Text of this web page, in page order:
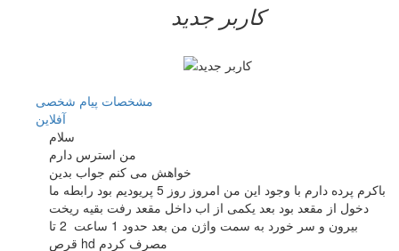
کاربر جدید
مشخصات پیام شخصی
آفلاين
سلام
من استرس دارم
خواهش می کنم جواب بدین
باکرم پرده دارم با وجود این من امروز روز 5 پریودیم بود رابطه ما
دخول از مقعد بود بعد یکمی از اب داخل مقعد رفت بقیه ریخت
بیرون و سر خورد به سمت واژن من بعد حدود 1 ساعت 2 تا